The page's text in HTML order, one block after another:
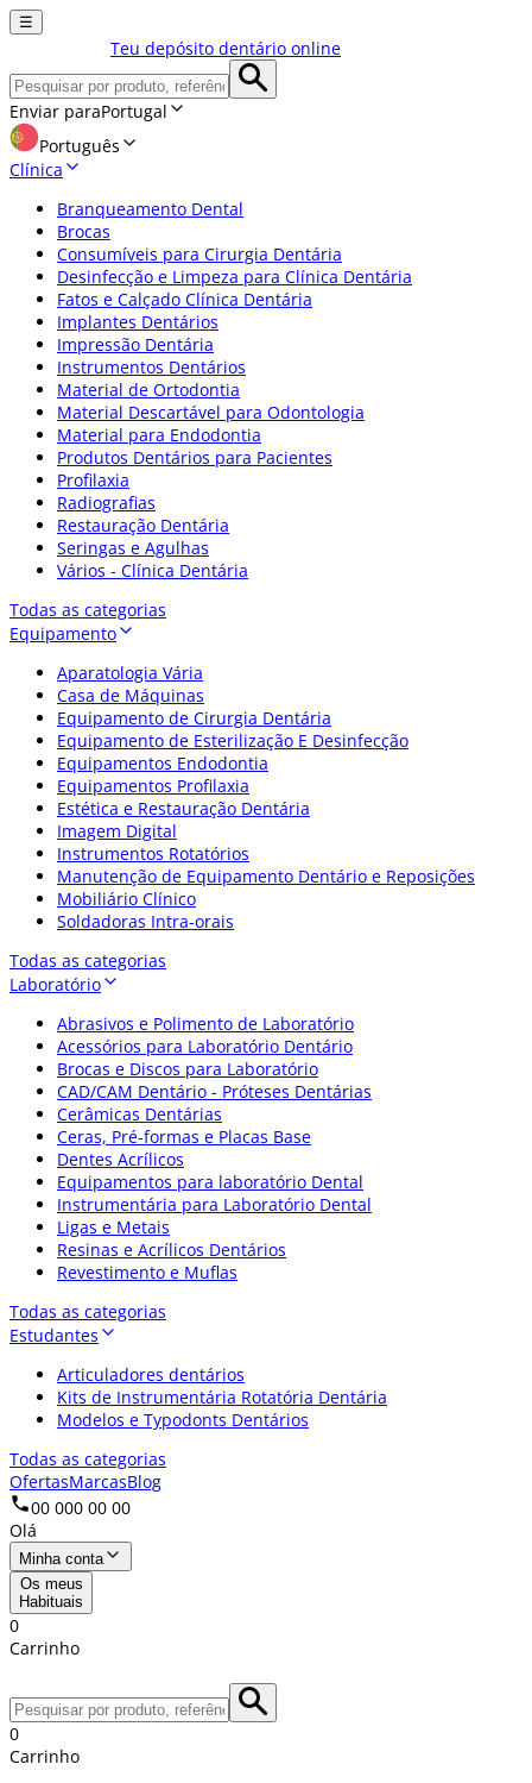
☰
Teu depósito dentário online
Enviar paraPortugal
Português
Clínica
Branqueamento Dental
Brocas
Consumíveis para Cirurgia Dentária
Desinfecção e Limpeza para Clínica Dentária
Fatos e Calçado Clínica Dentária
Implantes Dentários
Impressão Dentária
Instrumentos Dentários
Material de Ortodontia
Material Descartável para Odontologia
Material para Endodontia
Produtos Dentários para Pacientes
Profilaxia
Radiografias
Restauração Dentária
Seringas e Agulhas
Vários - Clínica Dentária
Todas as categorias
Equipamento
Aparatologia Vária
Casa de Máquinas
Equipamento de Cirurgia Dentária
Equipamento de Esterilização E Desinfecção
Equipamentos Endodontia
Equipamentos Profilaxia
Estética e Restauração Dentária
Imagem Digital
Instrumentos Rotatórios
Manutenção de Equipamento Dentário e Reposições
Mobiliário Clínico
Soldadoras Intra-orais
Todas as categorias
Laboratório
Abrasivos e Polimento de Laboratório
Acessórios para Laboratório Dentário
Brocas e Discos para Laboratório
CAD/CAM Dentário - Próteses Dentárias
Cerâmicas Dentárias
Ceras, Pré-formas e Placas Base
Dentes Acrílicos
Equipamentos para laboratório Dental
Instrumentária para Laboratório Dental
Ligas e Metais
Resinas e Acrílicos Dentários
Revestimento e Muflas
Todas as categorias
Estudantes
Articuladores dentários
Kits de Instrumentária Rotatória Dentária
Modelos e Typodonts Dentários
Todas as categorias
OfertasMarcasBlog
00 000 00 00
Olá
Minha conta
Os meus
Habituais
0
Carrinho
0
Carrinho